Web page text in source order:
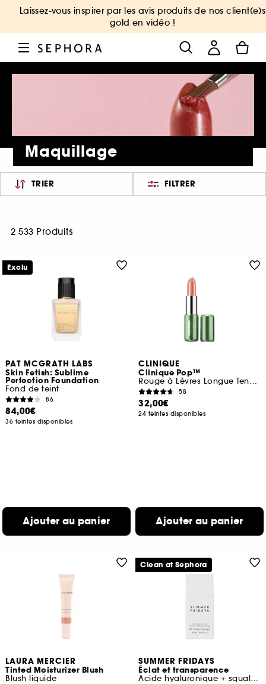
Laissez-vous inspirer par les avis produits de nos client(e)s
gold en vidéo !
Maquillage
TRIER FILTRER
2 533 Produits
PAT MCGRATH LABS
Skin Fetish: Sublime
Perfection Foundation
Fond de teint
86
84,00€
36 teintes disponibles
Ajouter au panier
Exclu
CLINIQUE
Clinique Pop™
Rouge à Lèvres Longue Tenue – Fini Brillant, Satiné et Mat
58
32,00€
24 teintes disponibles
Ajouter au panier
LAURA MERCIER
Tinted Moisturizer Blush
Blush liquide
SUMMER FRIDAYS
Éclat et transparence
Acide hyaluronique + squalane
Clean at Sephora